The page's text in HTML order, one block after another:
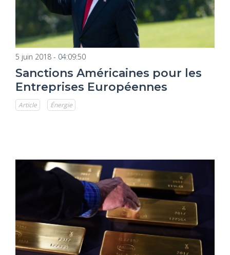
5 juin 2018 - 04:09:50
Sanctions Américaines pour les
Entreprises Européennes
Article Énergie